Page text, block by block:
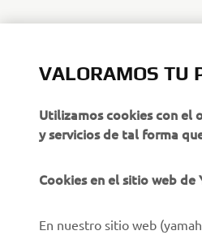
Sobre nosotros
Eventos
VALORAMOS TU
Utilizamos cookies con el
y servicios de tal forma
Cookies en el sitio web de
En nuestro sitio web